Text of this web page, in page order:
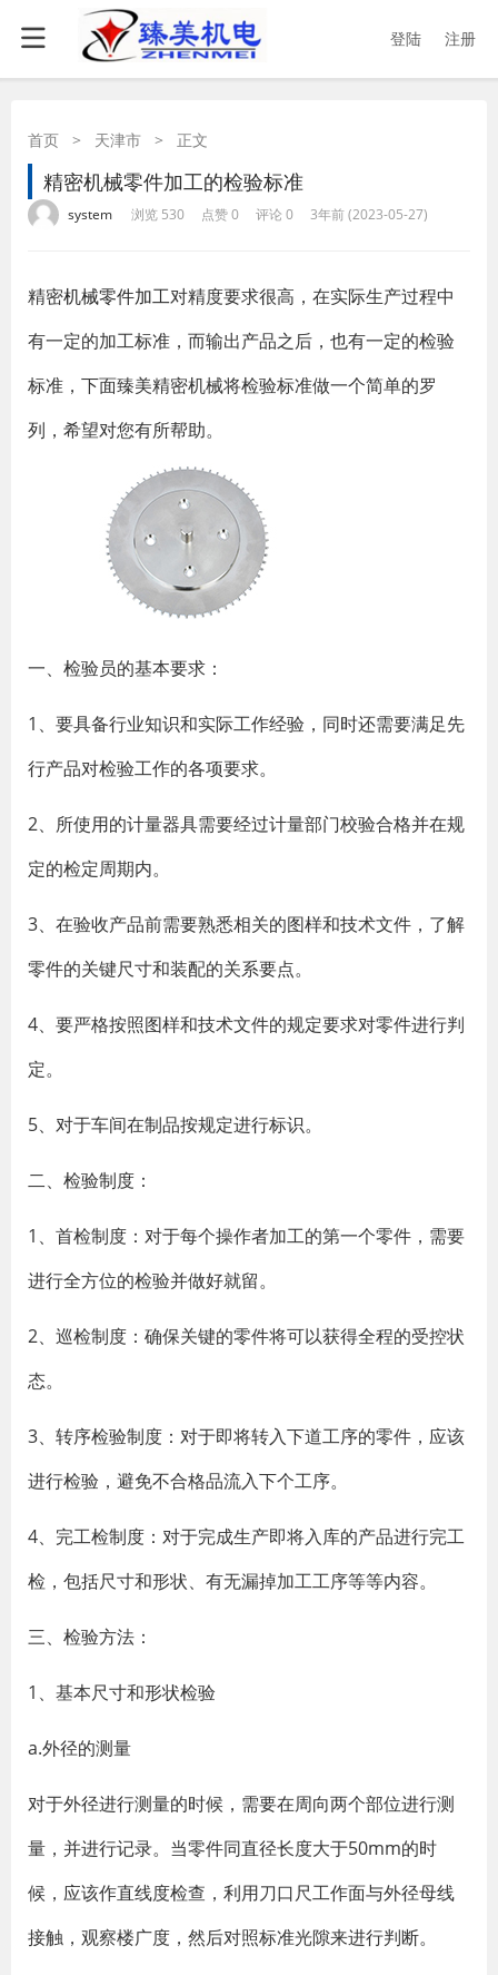
登陆 注册
首页 > 天津市 > 正文
精密机械零件加工的检验标准
system 浏览 530 点赞 0 评论 0 3年前 (2023-05-27)
精密机械零件加工对精度要求很高，在实际生产过程中
有一定的加工标准，而输出产品之后，也有一定的检验
标准，下面臻美精密机械将检验标准做一个简单的罗
列，希望对您有所帮助。
一、检验员的基本要求：
1、要具备行业知识和实际工作经验，同时还需要满足先
行产品对检验工作的各项要求。
2、所使用的计量器具需要经过计量部门校验合格并在规
定的检定周期内。
3、在验收产品前需要熟悉相关的图样和技术文件，了解
零件的关键尺寸和装配的关系要点。
4、要严格按照图样和技术文件的规定要求对零件进行判
定。
5、对于车间在制品按规定进行标识。
二、检验制度：
1、首检制度：对于每个操作者加工的第一个零件，需要
进行全方位的检验并做好就留。
2、巡检制度：确保关键的零件将可以获得全程的受控状
态。
3、转序检验制度：对于即将转入下道工序的零件，应该
进行检验，避免不合格品流入下个工序。
4、完工检制度：对于完成生产即将入库的产品进行完工
检，包括尺寸和形状、有无漏掉加工工序等等内容。
三、检验方法：
1、基本尺寸和形状检验
a.外径的测量
对于外径进行测量的时候，需要在周向两个部位进行测
量，并进行记录。当零件同直径长度大于50mm的时
候，应该作直线度检查，利用刀口尺工作面与外径母线
接触，观察楼广度，然后对照标准光隙来进行判断。